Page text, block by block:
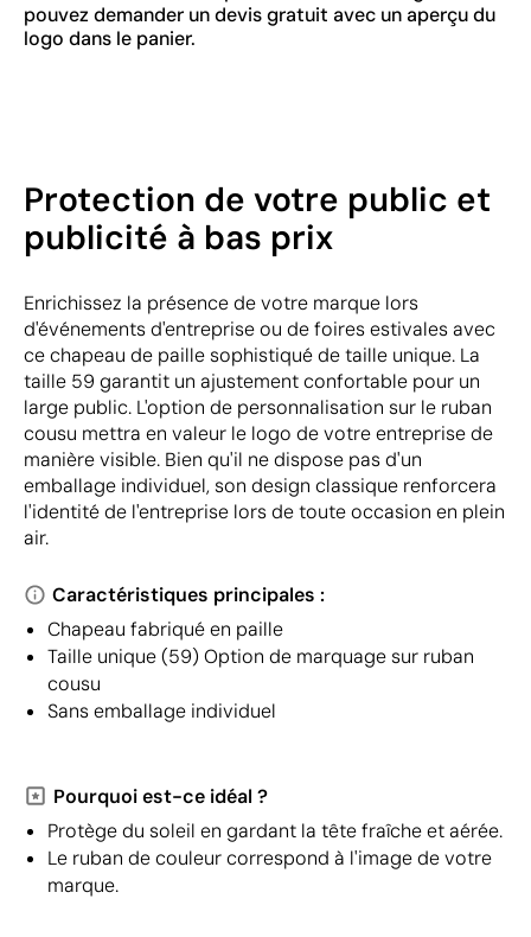
pouvez demander un devis gratuit avec un aperçu du
logo dans le panier.
Protection de votre public et
publicité à bas prix
Enrichissez la présence de votre marque lors
d'événements d'entreprise ou de foires estivales avec
ce chapeau de paille sophistiqué de taille unique. La
taille 59 garantit un ajustement confortable pour un
large public. L'option de personnalisation sur le ruban
cousu mettra en valeur le logo de votre entreprise de
manière visible. Bien qu'il ne dispose pas d'un
emballage individuel, son design classique renforcera
l'identité de l'entreprise lors de toute occasion en plein
air.
Caractéristiques principales :
Chapeau fabriqué en paille
Taille unique (59) Option de marquage sur ruban
cousu
Sans emballage individuel
Pourquoi est-ce idéal ?
Protège du soleil en gardant la tête fraîche et aérée.
Le ruban de couleur correspond à l'image de votre
marque.